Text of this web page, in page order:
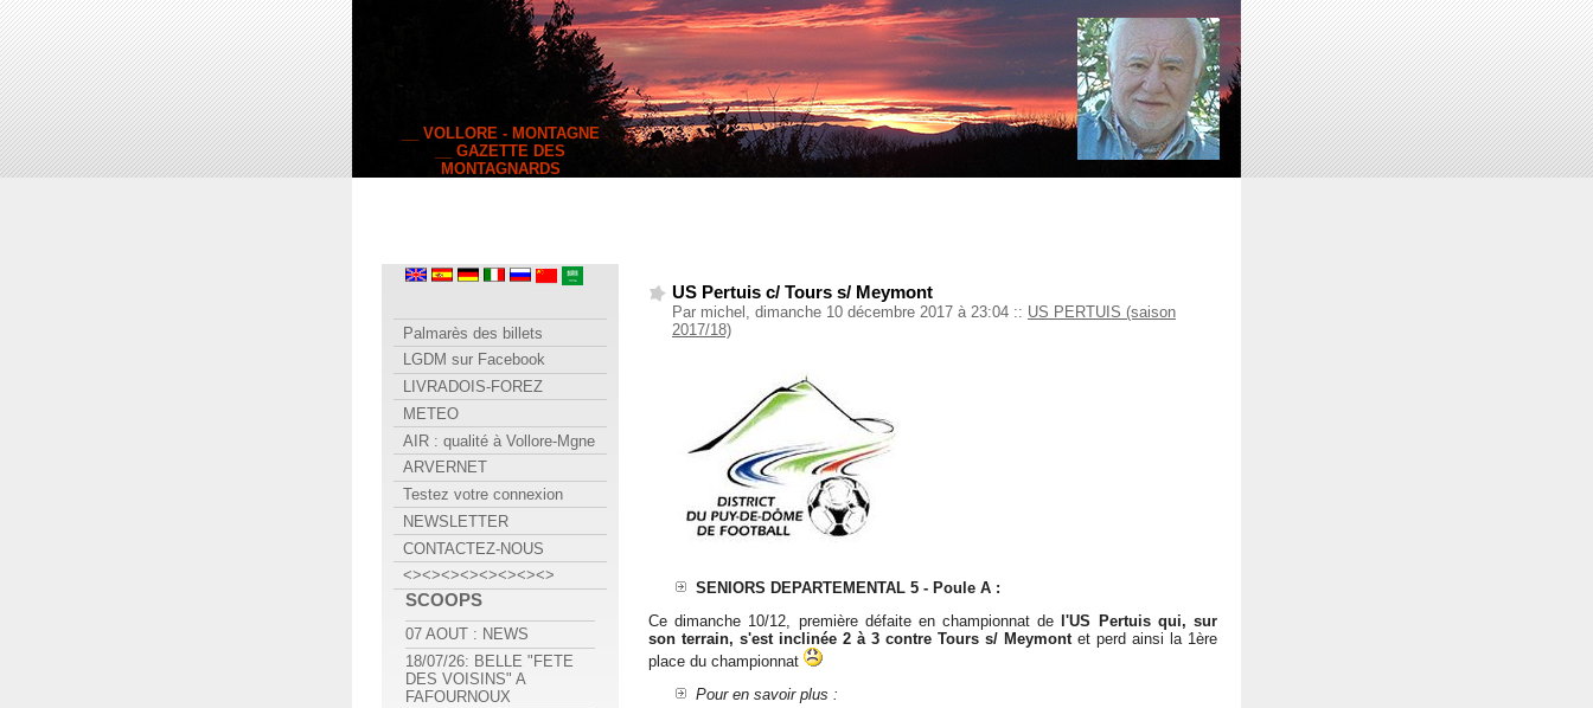
__ VOLLORE - MONTAGNE
__ GAZETTE DES
MONTAGNARDS
US Pertuis c/ Tours s/ Meymont
Par michel, dimanche 10 décembre 2017 à 23:04 :: US PERTUIS (saison
2017/18)
SENIORS DEPARTEMENTAL 5 - Poule A :
Ce dimanche 10/12, première défaite en championnat de
l'US Pertuis qui, sur
son terrain, s'est inclinée 2 à 3 contre Tours s/ Meymont et perd ainsi la 1ère
place du championnat
Pour en savoir plus :
Palmarès des billets
LGDM sur Facebook
LIVRADOIS-FOREZ
METEO
AIR : qualité à Vollore-Mgne
ARVERNET
Testez votre connexion
NEWSLETTER
CONTACTEZ-NOUS
<><><><><><><><>
SCOOPS
07 AOUT : NEWS
18/07/26: BELLE "FETE
DES VOISINS" A
FAFOURNOUX